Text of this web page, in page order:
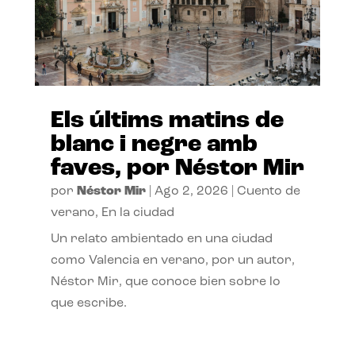
Els últims matins de
blanc i negre amb
faves, por Néstor Mir
por Néstor Mir| Ago 2, 2026
Cuento de
verano, En la ciudad
Un relato ambientado en una ciudad
como Valencia en verano, por un autor,
Néstor Mir, que conoce bien sobre lo
que escribe.